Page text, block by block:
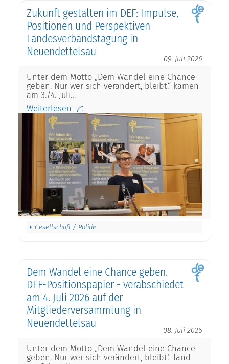
Zukunft gestalten im DEF: Impulse,
Positionen und Perspektiven
Landesverbandstagung in
Neuendettelsau
09. Juli 2026
Unter dem Motto „Dem Wandel eine Chance
geben. Nur wer sich verändert, bleibt.“ kamen
am 3./4. Juli…
Weiterlesen
Dem Wandel eine Chance geben.
DEF-Positionspapier - verabschiedet
am 4. Juli 2026 auf der
Mitgliederversammlung in
Neuendettelsau
08. Juli 2026
Unter dem Motto „Dem Wandel eine Chance
geben. Nur wer sich verändert, bleibt.“ fand
am 3./4. Juli…